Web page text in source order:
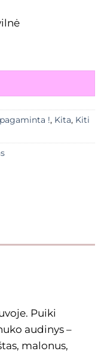
!, Kita, Kiti
Puiki
audinys –
malonus,